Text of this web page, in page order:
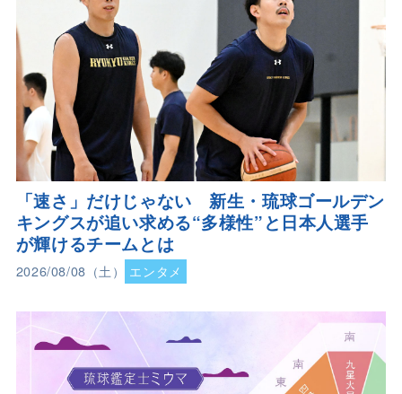
「速さ」だけじゃない 新生・琉球ゴールデン
キングスが追い求める“多様性”と日本人選手
が輝けるチームとは
2026/08/08（土） エンタメ